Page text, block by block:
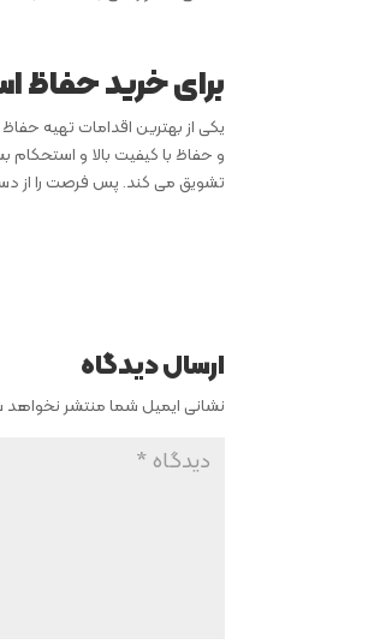
برای خرید حفاظ
یکی از بهترین اقدامات تهیه
و حفاظ با کیفیت بالا و
تشویق می کند. پس فرصت را از
ارسال دیدگاه
نشانی ایمیل شما منتشر